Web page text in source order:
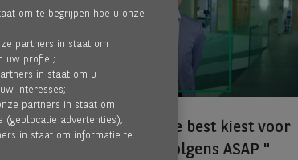
Waarom je best kiest voor
factoring volgens ASAP
om te begrijpen hoe u onze
partners in staat om
uw profiel;
in staat om u
interesses;
partners in staat om
(geolocatie advertenties);
in staat om informatie te